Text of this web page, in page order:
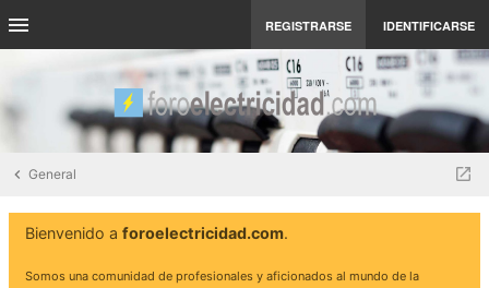
REGISTRARSE IDENTIFICARSE
General
Bienvenido a foroelectricidad.com.
Somos una comunidad de profesionales y aficionados al mundo de la